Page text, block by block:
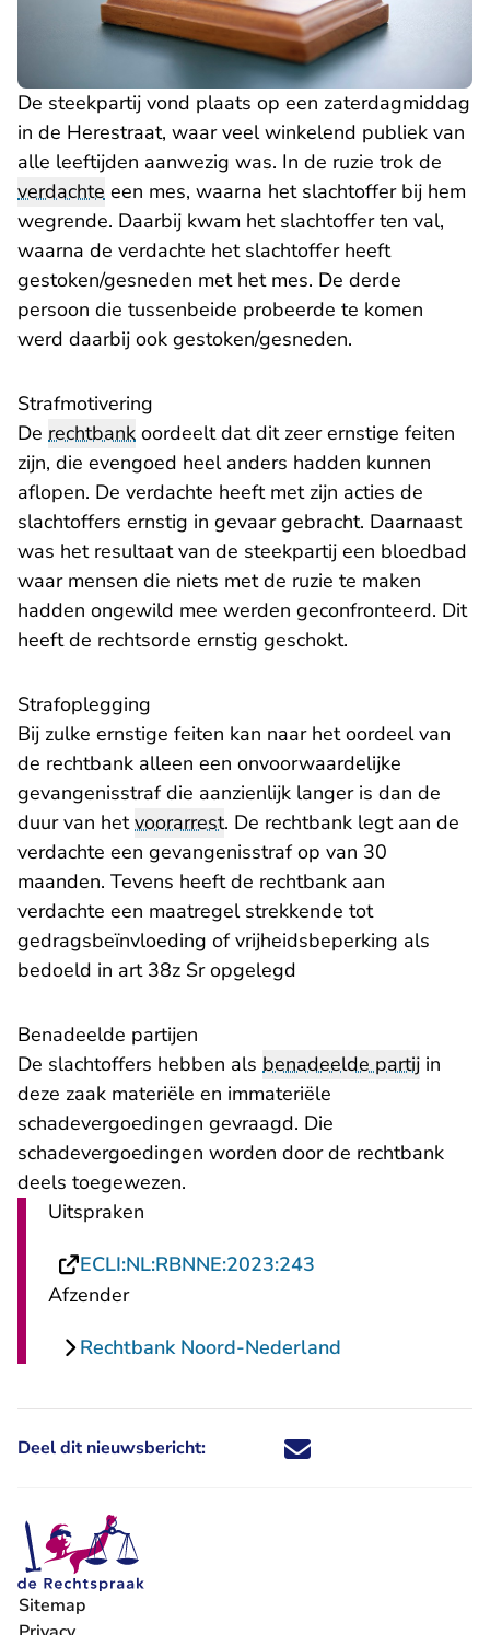
De steekpartij vond plaats op een zaterdagmiddag
in de Herestraat, waar veel winkelend publiek van
alle leeftijden aanwezig was. In de ruzie trok de
verdachte een mes, waarna het slachtoffer bij hem
wegrende. Daarbij kwam het slachtoffer ten val,
waarna de verdachte het slachtoffer heeft
gestoken/gesneden met het mes. De derde
persoon die tussenbeide probeerde te komen
werd daarbij ook gestoken/gesneden.
Strafmotivering
De rechtbank oordeelt dat dit zeer ernstige feiten
zijn, die evengoed heel anders hadden kunnen
aflopen. De verdachte heeft met zijn acties de
slachtoffers ernstig in gevaar gebracht. Daarnaast
was het resultaat van de steekpartij een bloedbad
waar mensen die niets met de ruzie te maken
hadden ongewild mee werden geconfronteerd. Dit
heeft de rechtsorde ernstig geschokt.
Strafoplegging
Bij zulke ernstige feiten kan naar het oordeel van
de rechtbank alleen een onvoorwaardelijke
gevangenisstraf die aanzienlijk langer is dan de
duur van hetvoorarrest. De rechtbank legt aan de
verdachte een gevangenisstraf op van 30
maanden. Tevens heeft de rechtbank aan
verdachte een maatregel strekkende tot
gedragsbeïnvloeding of vrijheidsbeperking als
bedoeld in art 38z Sr opgelegd
Benadeelde partijen
De slachtoffers hebben als benadeelde partij in
deze zaak materiële en immateriële
schadevergoedingen gevraagd. Die
schadevergoedingen worden door de rechtbank
deels toegewezen.
Uitspraken
ECLI:NL:RBNNE:2023:243
Afzender
Rechtbank Noord-Nederland
Deel dit nieuwsbericht: Deel dit nieuwsbericht via X -
Deel dit nieuwsbericht via
Deel dit nieuwsbericht
Deel dit
Sitemap